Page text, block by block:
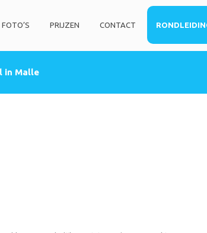
FOTO’S PRIJZEN CONTACT
in Malle